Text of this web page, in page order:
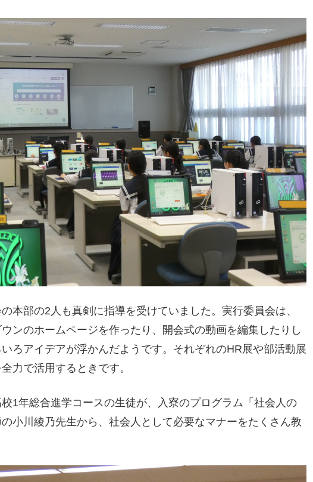
本部の2人も真剣に指導を受けていました。実行委員会は、
ンのホームページを作ったり、開会式の動画を編集したりし
ろアイデアが浮かんだようです。それぞれのHR展や部活動展
力で活用するときです。
1年総合進学コースの生徒が、入寮のプログラム「社会人の
小川綾乃先生から、社会人として必要なマナーをたくさん教